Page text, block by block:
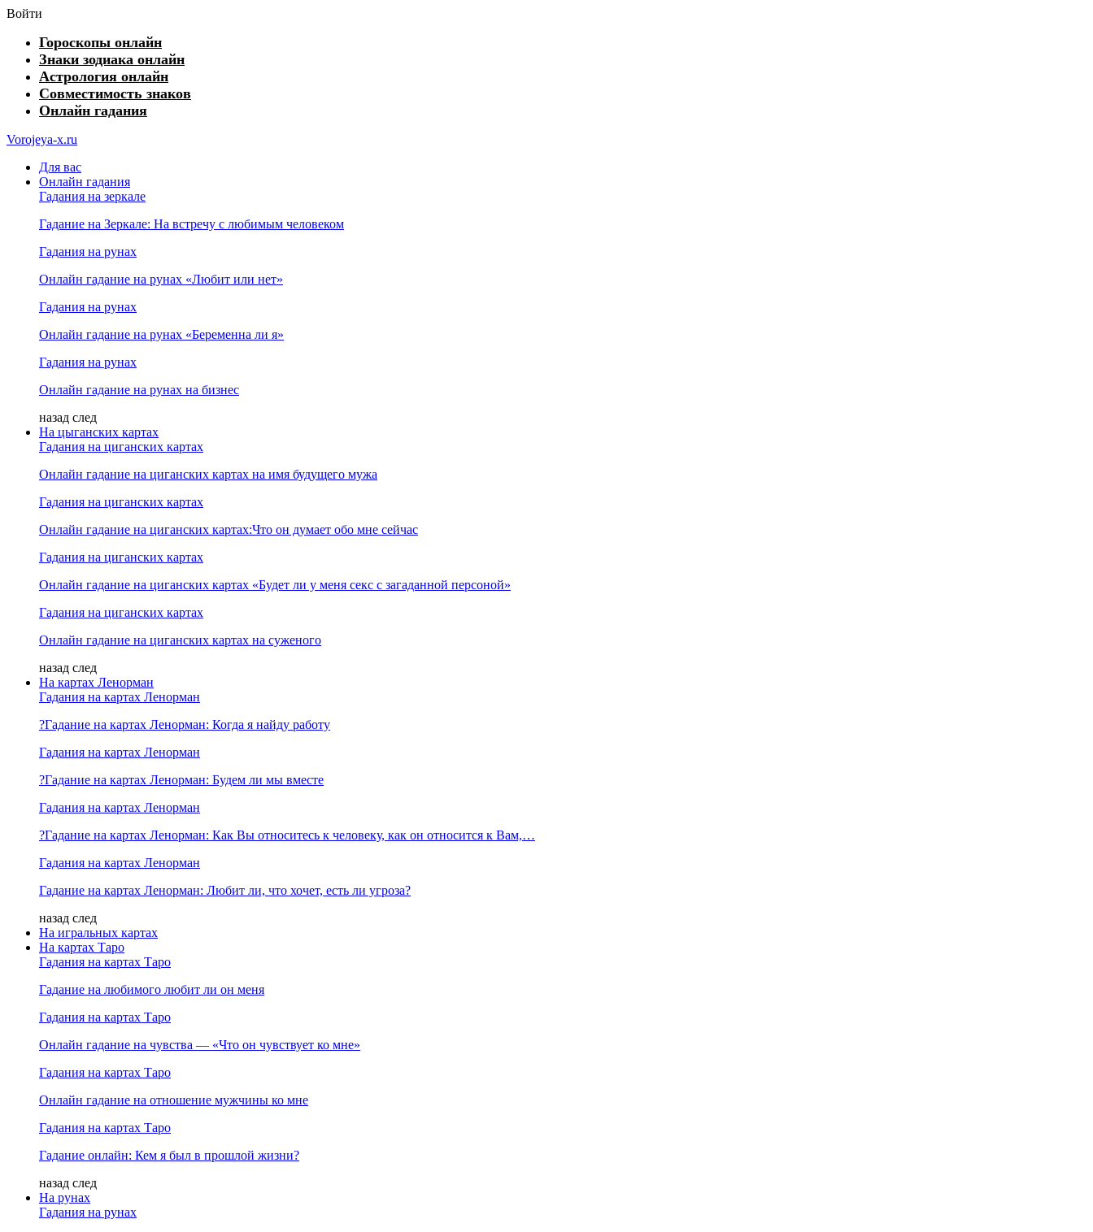
Войти
Гороскопы онлайн
Знаки зодиака онлайн
Астрология онлайн
Совместимость знаков
Онлайн гадания
Vorojeya-x.ru
Для вас
Онлайн гадания
Гадания на зеркале
Гадание на Зеркале: На встречу с любимым человеком
Гадания на рунах
Онлайн гадание на рунах «Любит или нет»
Гадания на рунах
Онлайн гадание на рунах «Беременна ли я»
Гадания на рунах
Онлайн гадание на рунах на бизнес
назад след
На цыганских картах
Гадания на циганских картах
Онлайн гадание на циганских картах на имя будущего мужа
Гадания на циганских картах
Онлайн гадание на циганских картах:Что он думает обо мне сейчас
Гадания на циганских картах
Онлайн гадание на циганских картах «Будет ли у меня секс с загаданной персоной»
Гадания на циганских картах
Онлайн гадание на циганских картах на суженого
назад след
На картах Ленорман
Гадания на картах Ленорман
?Гадание на картах Ленорман: Когда я найду работу
Гадания на картах Ленорман
?Гадание на картах Ленорман: Будем ли мы вместе
Гадания на картах Ленорман
?Гадание на картах Ленорман: Как Вы относитесь к человеку, как он относится к Вам,…
Гадания на картах Ленорман
Гадание на картах Ленорман: Любит ли, что хочет, есть ли угроза?
назад след
На игральных картах
На картах Таро
Гадания на картах Таро
Гадание на любимого любит ли он меня
Гадания на картах Таро
Онлайн гадание на чувства — «Что он чувствует ко мне»
Гадания на картах Таро
Онлайн гадание на отношение мужчины ко мне
Гадания на картах Таро
Гадание онлайн: Кем я был в прошлой жизни?
назад след
На рунах
Гадания на рунах